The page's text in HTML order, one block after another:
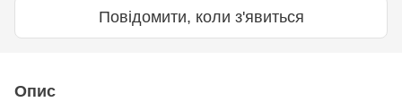
Повідомити, коли з'явиться
Опис